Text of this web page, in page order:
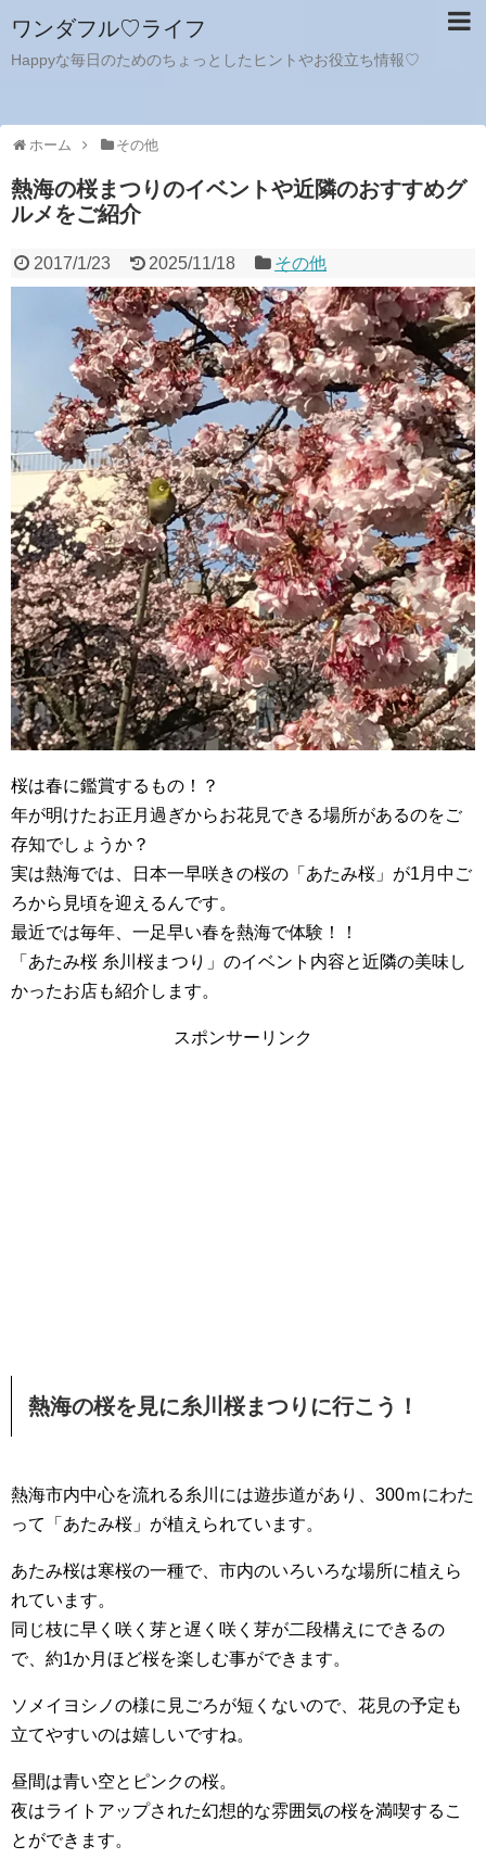
ワンダフル♡ライフ
Happyな毎日のためのちょっとしたヒントやお役立ち情報♡
ホーム その他
熱海の桜まつりのイベントや近隣のおすすめグ
ルメをご紹介
2017/1/23 2025/11/18 その他
桜は春に鑑賞するもの！？
年が明けたお正月過ぎからお花見できる場所があるのをご
存知でしょうか？
実は熱海では、日本一早咲きの桜の「あたみ桜」が1月中ご
ろから見頃を迎えるんです。
最近では毎年、一足早い春を熱海で体験！！
「あたみ桜 糸川桜まつり」のイベント内容と近隣の美味し
かったお店も紹介します。
スポンサーリンク
熱海の桜を見に糸川桜まつりに行こう！
熱海市内中心を流れる糸川には遊歩道があり、300ｍにわた
って「あたみ桜」が植えられています。
あたみ桜は寒桜の一種で、市内のいろいろな場所に植えら
れています。
同じ枝に早く咲く芽と遅く咲く芽が二段構えにできるの
で、約1か月ほど桜を楽しむ事ができます。
ソメイヨシノの様に見ごろが短くないので、花見の予定も
立てやすいのは嬉しいですね。
昼間は青い空とピンクの桜。
夜はライトアップされた幻想的な雰囲気の桜を満喫するこ
とができます。